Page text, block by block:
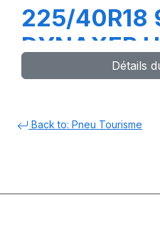
225/40R18
DYNAXER
Détails
Back to: Pneu Tourisme